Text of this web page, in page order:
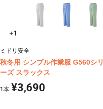
+1
ミドリ安全
秋冬用 シンプル作業服 G560シリ
ーズ スラックス
1 本 ¥3,690